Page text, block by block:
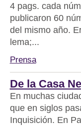
4 pags. cada
publicaron 60
del mismo año.
lema;...
Prensa
De la Casa
En muchas
que en siglos
Inquisición. En